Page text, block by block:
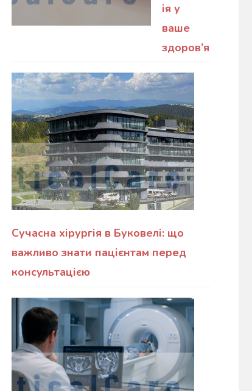
ія у
ваше
здоров’я
Сучасна хірургія в Буковелі: що
важливо знати пацієнтам перед
консультацією